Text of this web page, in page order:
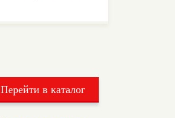
Перейти в каталог